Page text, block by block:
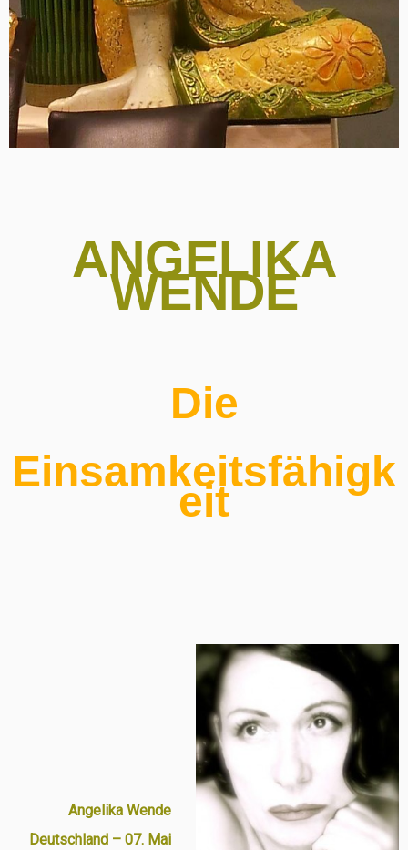
ANGELIKA
WENDE
Die
Einsamkeitsfähigk
eit
Angelika Wende
Deutschland – 07. Mai